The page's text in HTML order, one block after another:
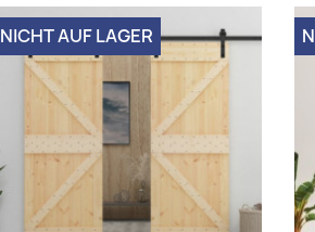
NICHT AUF LAGER